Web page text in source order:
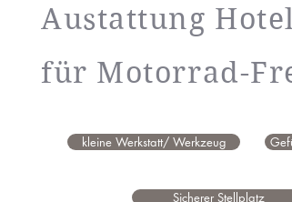
Austattung
für Motorrad-
kleine Werkstatt/ Werkzeug
Sicherer Stellplatz